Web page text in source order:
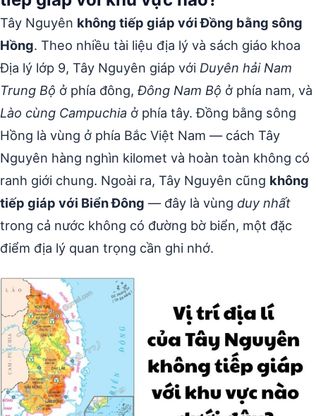
Tây Nguyên không tiếp giáp với Đồng bằng sông
Hồng. Theo nhiều tài liệu địa lý và sách giáo khoa
Địa lý lớp 9, Tây Nguyên giáp với Duyên hải Nam
Trung Bộ ở phía đông, Đông Nam Bộ ở phía nam, và
Lào cùng Campuchia ở phía tây. Đồng bằng sông
Hồng là vùng ở phía Bắc Việt Nam — cách Tây
Nguyên hàng nghìn kilomet và hoàn toàn không có
ranh giới chung. Ngoài ra, Tây Nguyên cũng không
tiếp giáp với Biển Đông — đây là vùng duy nhất
trong cả nước không có đường bờ biển, một đặc
điểm địa lý quan trọng cần ghi nhớ.